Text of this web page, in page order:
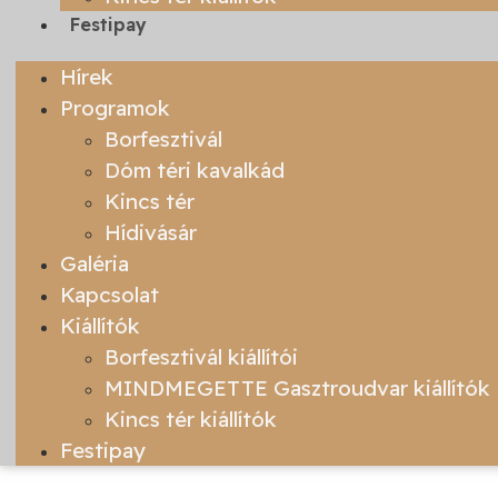
Festipay
Hírek
Programok
Borfesztivál
Dóm téri kavalkád
Kincs tér
Hídivásár
Galéria
Kapcsolat
Kiállítók
Borfesztivál kiállítói
MINDMEGETTE Gasztroudvar kiállítók
Kincs tér kiállítók
Festipay